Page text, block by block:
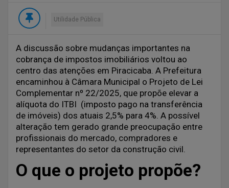
Utilidade Pública
A discussão sobre mudanças importantes na
cobrança de impostos imobiliários voltou ao
centro das atenções em Piracicaba. A Prefeitura
encaminhou à Câmara Municipal o Projeto de Lei
Complementar nº 22/2025, que propõe elevar a
alíquota do ITBI (imposto pago na transferência
de imóveis) dos atuais 2,5% para 4%. A possível
alteração tem gerado grande preocupação entre
profissionais do mercado, compradores e
representantes do setor da construção civil.
O que o projeto propõe?